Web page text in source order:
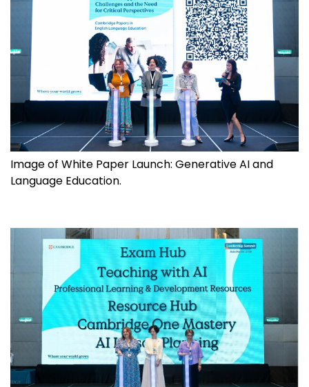
Image of White Paper Launch: Generative AI and
Language Education.